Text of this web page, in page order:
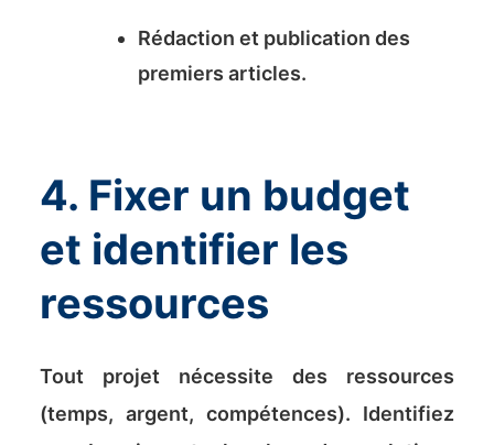
Rédaction et publication des
premiers articles.
4. Fixer un budget
et identifier les
ressources
Tout projet nécessite des ressources
(temps, argent, compétences). Identifiez